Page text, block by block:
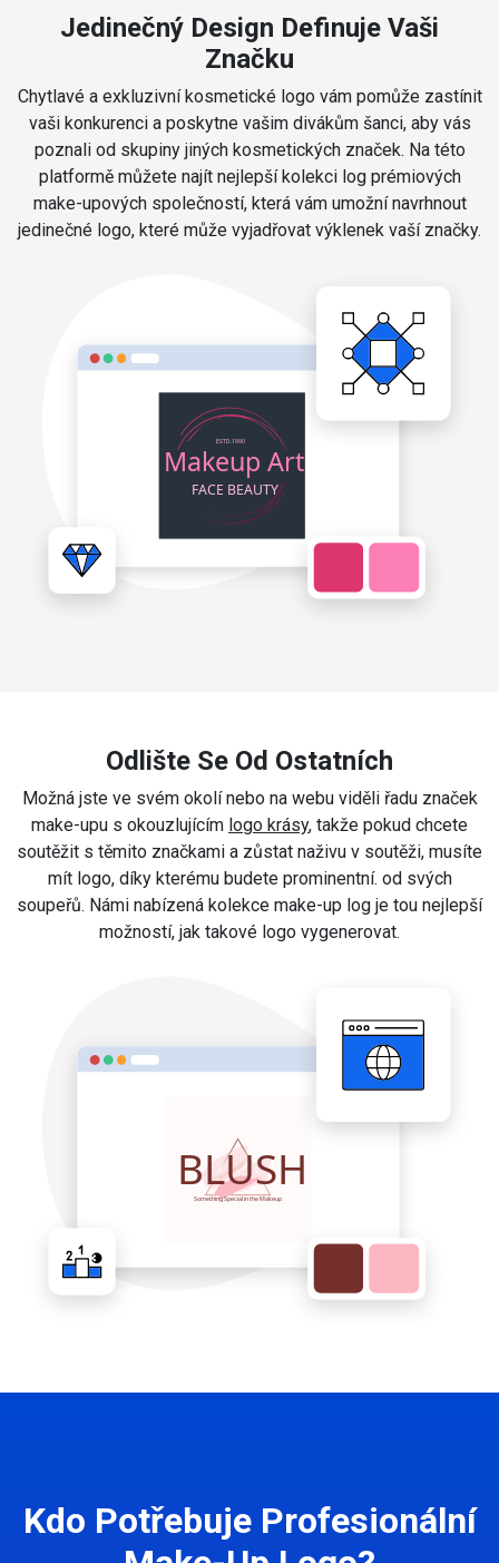
Jedinečný Design Definuje Vaši
Značku
Chytlavé a exkluzivní kosmetické logo vám pomůže zastínit
vaši konkurenci a poskytne vašim divákům šanci, aby vás
poznali od skupiny jiných kosmetických značek. Na této
platformě můžete najít nejlepší kolekci log prémiových
make-upových společností, která vám umožní navrhnout
jedinečné logo, které může vyjadřovat výklenek vaší značky.
Odlište Se Od Ostatních
Možná jste ve svém okolí nebo na webu viděli řadu značek
make-upu s okouzlujícím logo krásy, takže pokud chcete
soutěžit s těmito značkami a zůstat naživu v soutěži, musíte
mít logo, díky kterému budete prominentní. od svých
soupeřů. Námi nabízená kolekce make-up log je tou nejlepší
možností, jak takové logo vygenerovat.
Kdo Potřebuje Profesionální